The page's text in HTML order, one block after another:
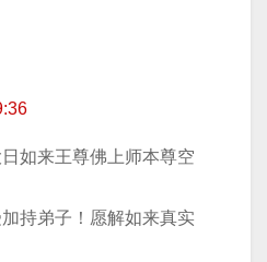
如来王尊佛上师本尊空
持弟子！愿解如来真实